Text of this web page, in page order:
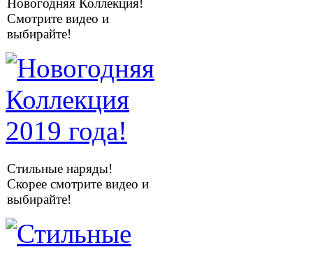
Новогодняя Коллекция!
Смотрите видео и
выбирайте!
Стильные наряды!
Скорее смотрите видео и
выбирайте!